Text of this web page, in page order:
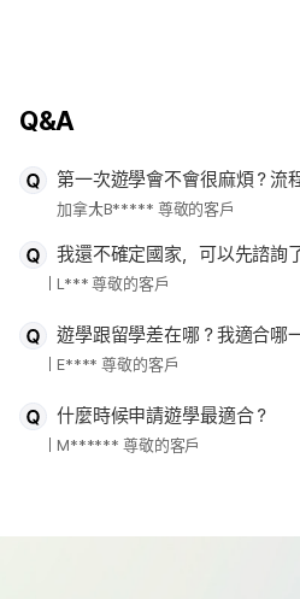
Q&A
第一次遊學會不會很麻煩？流
加拿大B***** 尊敬的客戶
我還不確定國家，可以先諮詢
L*** 尊敬的客戶
遊學跟留學差在哪？我適合哪
E**** 尊敬的客戶
什麼時候申請遊學最適合？
M****** 尊敬的客戶